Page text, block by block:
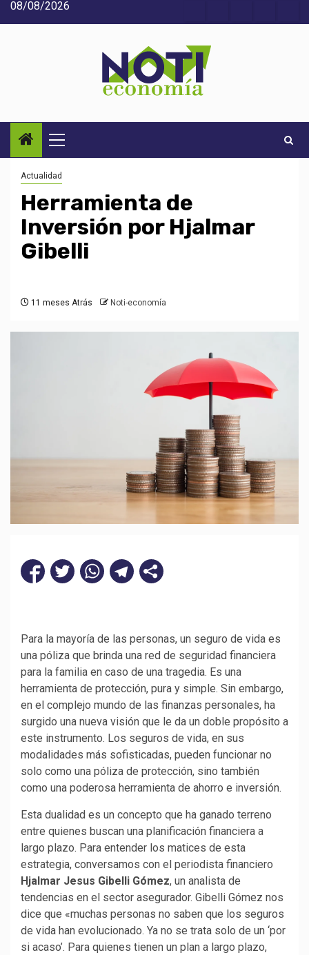
Saltar
al
08/08/2026
Noti-
economía
Menú
principal
Actualidad
Herramienta de
Inversión por Hjalmar
Gibelli
11 meses Atrás Noti-economía
Para la mayoría de las personas, un seguro de vida es
una póliza que brinda una red de seguridad financiera
para la familia en caso de una tragedia. Es una
herramienta de protección, pura y simple. Sin embargo,
en el complejo mundo de las finanzas personales, ha
surgido una nueva visión que le da un doble propósito a
este instrumento. Los seguros de vida, en sus
modalidades más sofisticadas, pueden funcionar no
solo como una póliza de protección, sino también
como una poderosa herramienta de ahorro e inversión.
Esta dualidad es un concepto que ha ganado terreno
entre quienes buscan una planificación financiera a
largo plazo. Para entender los matices de esta
estrategia, conversamos con el periodista financiero
Hjalmar Jesus Gibelli Gómez, un analista de
tendencias en el sector asegurador. Gibelli Gómez nos
dice que «muchas personas no saben que los seguros
de vida han evolucionado. Ya no se trata solo de un ‘por
si acaso’. Para quienes tienen un plan a largo plazo,